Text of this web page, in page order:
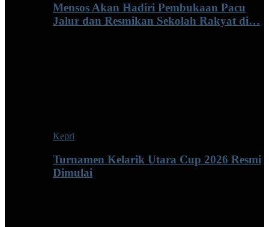
Mensos Akan Hadiri Pembukaan Pacu
Jalur dan Resmikan Sekolah Rakyat di…
Kepri
Turnamen Kelarik Utara Cup 2026 Resmi
Dimulai